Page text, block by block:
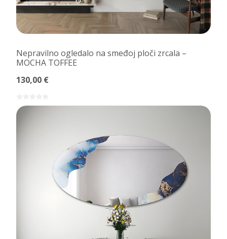
Nepravilno ogledalo na smeđoj ploči zrcala –
MOCHA TOFFEE
130,00 €